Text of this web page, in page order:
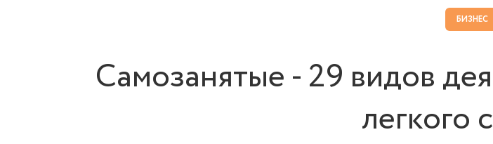
БИЗНЕС
Самозанятые - 29 видов
легкого